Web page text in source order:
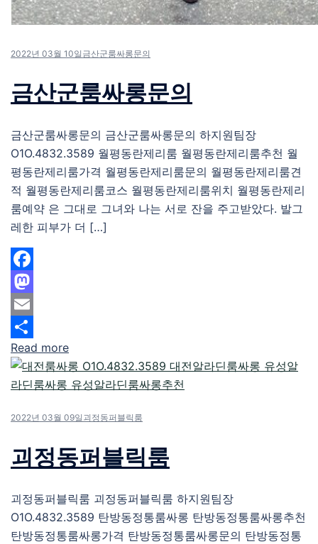
2022년 03월 10일 금산군룸싸롱문의
금산군룸싸롱문의
금산군룸싸롱문의 금산군룸싸롱문의 하지원팀장
O1O.4832.3589 월평동란제리룸 월평동란제리룸추천 월
평동란제리룸가격 월평동란제리룸문의 월평동란제리룸견
적 월평동란제리룸코스 월평동란제리룸위치 월평동란제리
룸예약 은 그대로 그녀와 나는 서로 잔을 주고받았다. 발그
레한 피부가 더 […]
Facebook
Mastodon
Email
Share
Read more
2022년 03월 09일 괴정동퍼블릭룸
괴정동퍼블릭룸
괴정동퍼블릭룸 괴정동퍼블릭룸 하지원팀장
O1O.4832.3589 탄방동정통룸싸롱 탄방동정통룸싸롱추천
탄방동정통룸싸롱가격 탄방동정통룸싸롱문의 탄방동정통